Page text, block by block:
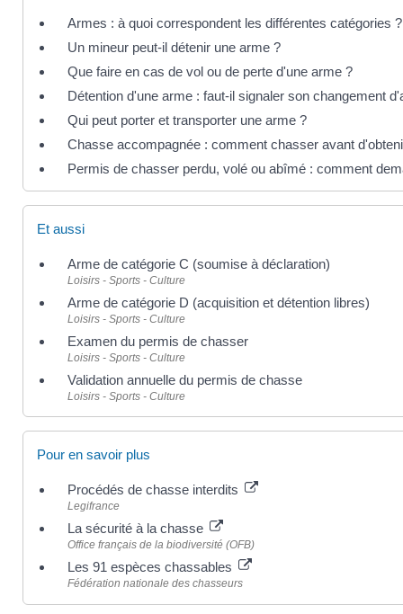
Armes : à quoi correspondent les différentes catégories ?
Un mineur peut-il détenir une arme ?
Que faire en cas de vol ou de perte d'une arme ?
Détention d'une arme : faut-il signaler son changement
Qui peut porter et transporter une arme ?
Chasse accompagnée : comment chasser avant
Permis de chasser perdu, volé ou abîmé : comment
Et aussi
Arme de catégorie C (soumise à déclaration)
Loisirs - Sports - Culture
Arme de catégorie D (acquisition et détention libres)
Loisirs - Sports - Culture
Examen du permis de chasser
Loisirs - Sports - Culture
Validation annuelle du permis de chasse
Loisirs - Sports - Culture
Pour en savoir plus
Procédés de chasse interdits
Legifrance
La sécurité à la chasse
Office français de la biodiversité (OFB)
Les 91 espèces chassables
Fédération nationale des chasseurs